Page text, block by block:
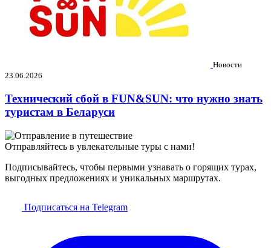
Новости
23.06.2026
Технический сбой в FUN&SUN: что нужно знать
туристам в Беларуси
Отправляйтесь в увлекательные туры с нами!
Подписывайтесь, чтобы первыми узнавать о горящих турах,
выгодных предложениях и уникальных маршрутах.
Подписаться на Telegram